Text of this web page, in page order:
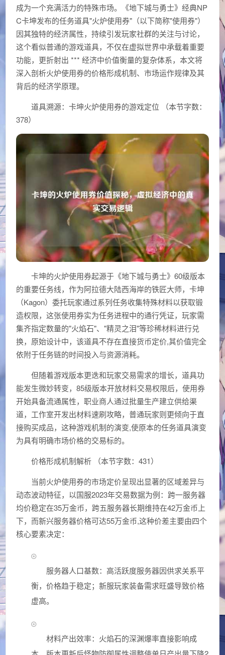
成为一个充满活力的特殊市场。《地下城与勇士》经典NP
C卡坤发布的任务道具"火炉使用券"（以下简称"使用券"）
因其独特的经济属性，持续引发玩家社群的关注与讨论，
这个看似普通的游戏道具，不仅在虚拟世界中承载着重要
功能，更折射出 *** 经济中价值衡量的复杂体系，本文将
深入剖析火炉使用券的价格形成机制、市场运作规律及其
背后的经济学原理。
道具溯源：卡坤火炉使用券的游戏定位 （本节字数：
378）
卡坤的火炉使用券起源于《地下城与勇士》60级版本
的重要任务线，作为阿拉德大陆西海岸的铁匠大师，卡坤
（Kagon）委托玩家通过系列任务收集特殊材料以获取锻
造权限，这张使用券实为任务进程中的通行凭证，玩家需
集齐指定数量的"火焰石"、"精灵之泪"等珍稀材料进行兑
换，原始设计中，该道具不存在直接货币定价,其价值完全
依附于任务链的时间投入与资源消耗。
但随着游戏版本更迭和玩家交易需求的增长，道具功
能发生微妙转变，85级版本开放材料交易权限后，使用券
开始具备流通属性，职业商人通过批量生产建立供给渠
道，工作室开发出材料速刷攻略，普通玩家则更倾向于直
接购买成品，这种游戏机制的演变,使原本的任务道具演变
为具有明确市场价格的交易标的。
价格形成机制解析 （本节字数：431）
当前火炉使用券的市场定价呈现出显著的区域差异与
动态波动特征，以国服2023年交易数据为例：跨一服务器
均价稳定在35万金币，跨五服务器长期维持在42万金币上
下，而新兴服务器价格可达55万金币,这种价差主要由四个
核心要素决定：
服务器人口基数：高活跃度服务器因供求关系平
衡，价格趋于稳定；新服玩家装备需求旺盛导致价格
虚高。
材料产出效率：火焰石的深渊爆率直接影响成